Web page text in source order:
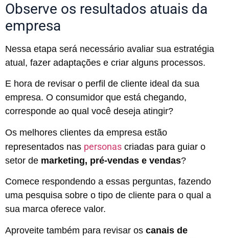
Observe os resultados atuais da
empresa
Nessa etapa será necessário avaliar sua estratégia
atual, fazer adaptações e criar alguns processos.
E hora de revisar o perfil de cliente ideal da sua
empresa. O consumidor que está chegando,
corresponde ao qual você deseja atingir?
Os melhores clientes da empresa estão
representados nas personas criadas para guiar o
setor de marketing, pré-vendas e vendas?
Comece respondendo a essas perguntas, fazendo
uma pesquisa sobre o tipo de cliente para o qual a
sua marca oferece valor.
Aproveite também para revisar os canais de